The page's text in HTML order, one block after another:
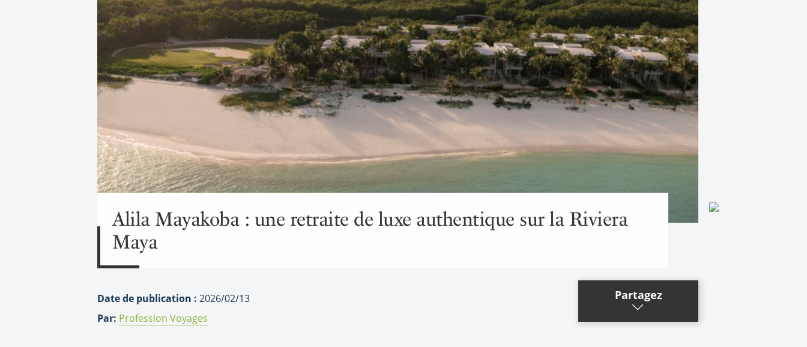
Alila Mayakoba : une retraite de luxe authentique sur la Riviera
Maya
Date de publication : 2026/02/13
Par: Profession Voyages
Partagez